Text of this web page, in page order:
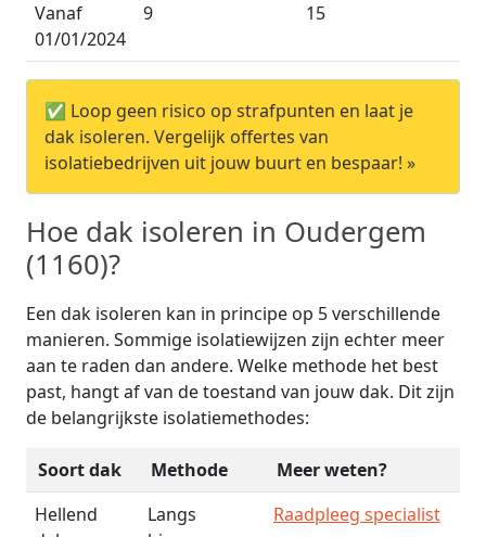
Vanaf
01/01/2024
9 15
✅ Loop geen risico op strafpunten en laat je
dak isoleren. Vergelijk offertes van
isolatiebedrijven uit jouw buurt en bespaar! »
Hoe dak isoleren in Oudergem
(1160)?
Een dak isoleren kan in principe op 5 verschillende
manieren. Sommige isolatiewijzen zijn echter meer
aan te raden dan andere. Welke methode het best
past, hangt af van de toestand van jouw dak. Dit zijn
de belangrijkste isolatiemethodes:
Soort dak Methode
Meer weten?
Hellend
Langs
Raadpleeg specialist